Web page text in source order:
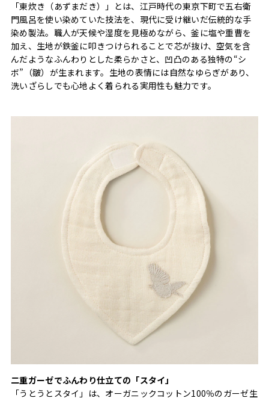
「東炊き（あずまだき）」とは、江戸時代の東京下町で五右衛
門風呂を使い染めていた技法を、現代に受け継いだ伝統的な手
染め製法。職人が天候や湿度を見極めながら、釜に塩や重曹を
加え、生地が鉄釜に叩きつけられることで芯が抜け、空気を含
んだようなふんわりとした柔らかさと、凹凸のある独特の“シ
ボ”（皺）が生まれます。生地の表情には自然なゆらぎがあり、
洗いざらしでも心地よく着られる実用性も魅力です。
二重ガーゼでふんわり仕立ての「スタイ」
「うとうとスタイ」は、オーガニックコットン100％のガーゼ生